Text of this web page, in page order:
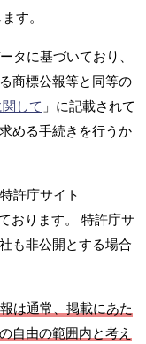
す。
タに基づいており、
商標公報等と同等の
して 」に記載されて
める手続きを行うか
許庁サイト
おります。 特許庁サ
も非公開とする場合
は通常、掲載にあた
自由の範囲内と考え